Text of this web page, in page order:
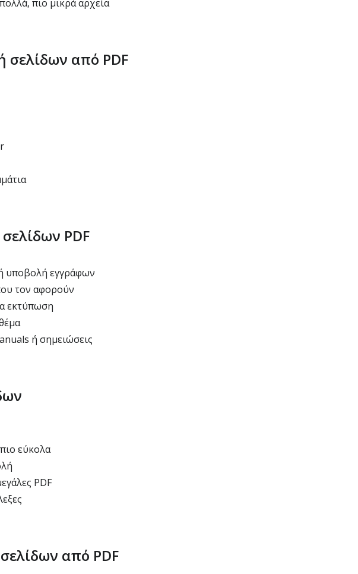
πιο μικρά αρχεία
σελίδων από PDF
PDF
ή υποβολή εγγράφων
τον αφορούν
εκτύπωση
ή σημειώσεις
εύκολα
PDF
από PDF